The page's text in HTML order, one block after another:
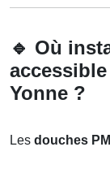
🔹 Où
Yonne ?
Les douches